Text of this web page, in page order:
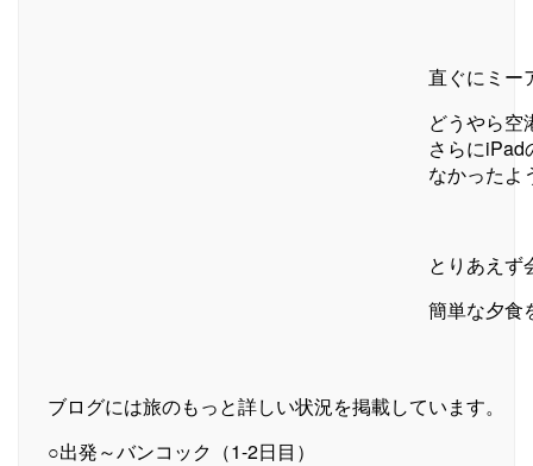
直ぐにミー
どうやら空
さらにiPad
なかったよ
とりあえず
簡単な夕食
ブログには旅のもっと詳しい状況を掲載しています。
○出発～バンコック（1-2日目）